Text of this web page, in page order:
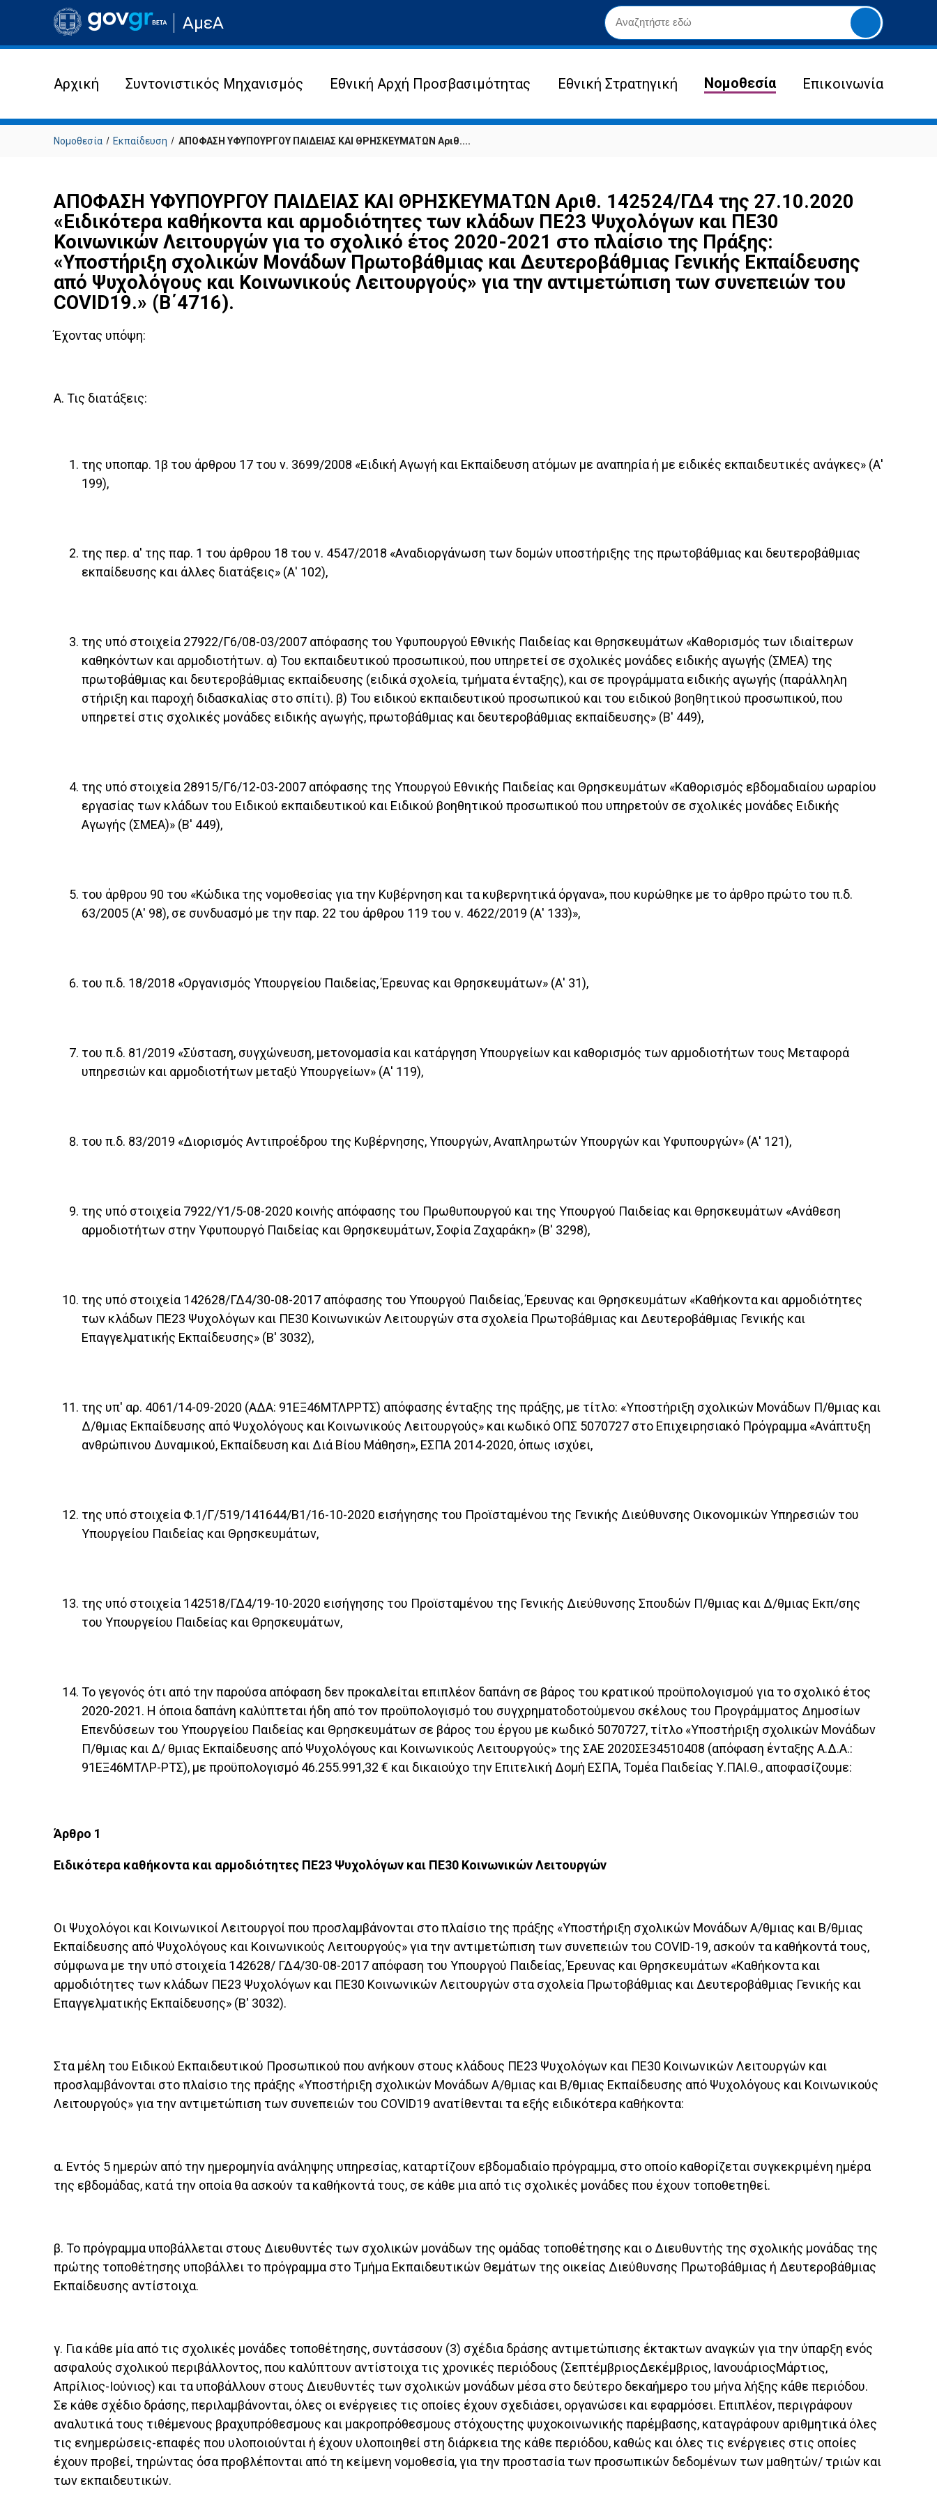
Μετάβαση
στην
σελίδα
ιστότοπου
ΑμεΑ
Yποβολή
αναζήτησης
Αρχική Συντονιστικός Μηχανισμός Εθνική Αρχή Προσβασιμότητας Εθνική Στρατηγική Νομοθεσία Επικοινωνία
Νομοθεσία Εκπαίδευση ΑΠΟΦΑΣΗ ΥΦΥΠΟΥΡΓΟΥ ΠΑΙΔΕΙΑΣ ΚΑΙ ΘΡΗΣΚΕΥΜΑΤΩΝ Αριθ....
ΑΠΟΦΑΣΗ ΥΦΥΠΟΥΡΓΟΥ ΠΑΙΔΕΙΑΣ ΚΑΙ ΘΡΗΣΚΕΥΜΑΤΩΝ Αριθ. 142524/ΓΔ4 της 27.10.2020
«Ειδικότερα καθήκοντα και αρμοδιότητες των κλάδων ΠΕ23 Ψυχολόγων και ΠΕ30
Κοινωνικών Λειτουργών για το σχολικό έτος 2020-2021 στο πλαίσιο της Πράξης:
«Υποστήριξη σχολικών Μονάδων Πρωτοβάθμιας και Δευτεροβάθμιας Γενικής Εκπαίδευσης
από Ψυχολόγους και Κοινωνικούς Λειτουργούς» για την αντιμετώπιση των συνεπειών του
COVID19.» (Β΄4716).
Έχοντας υπόψη:
Α. Τις διατάξεις:
της υποπαρ. 1β του άρθρου 17 του ν. 3699/2008 «Ειδική Αγωγή και Εκπαίδευση ατόμων με αναπηρία ή με ειδικές εκπαιδευτικές ανάγκες» (Α'
199),
της περ. α' της παρ. 1 του άρθρου 18 του ν. 4547/2018 «Αναδιοργάνωση των δομών υποστήριξης της πρωτοβάθμιας και δευτεροβάθμιας
εκπαίδευσης και άλλες διατάξεις» (Α' 102),
της υπό στοιχεία 27922/Γ6/08-03/2007 απόφασης του Υφυπουργού Εθνικής Παιδείας και Θρησκευμάτων «Καθορισμός των ιδιαίτερων
καθηκόντων και αρμοδιοτήτων. α) Του εκπαιδευτικού προσωπικού, που υπηρετεί σε σχολικές μονάδες ειδικής αγωγής (ΣΜΕΑ) της
πρωτοβάθμιας και δευτεροβάθμιας εκπαίδευσης (ειδικά σχολεία, τμήματα ένταξης), και σε προγράμματα ειδικής αγωγής (παράλληλη
στήριξη και παροχή διδασκαλίας στο σπίτι). β) Του ειδικού εκπαιδευτικού προσωπικού και του ειδικού βοηθητικού προσωπικού, που
υπηρετεί στις σχολικές μονάδες ειδικής αγωγής, πρωτοβάθμιας και δευτεροβάθμιας εκπαίδευσης» (Β' 449),
της υπό στοιχεία 28915/Γ6/12-03-2007 απόφασης της Υπουργού Εθνικής Παιδείας και Θρησκευμάτων «Καθορισμός εβδομαδιαίου ωραρίου
εργασίας των κλάδων του Ειδικού εκπαιδευτικού και Ειδικού βοηθητικού προσωπικού που υπηρετούν σε σχολικές μονάδες Ειδικής
Αγωγής (ΣΜΕΑ)» (Β' 449),
του άρθρου 90 του «Κώδικα της νομοθεσίας για την Κυβέρνηση και τα κυβερνητικά όργανα», που κυρώθηκε με το άρθρο πρώτο του π.δ.
63/2005 (Α' 98), σε συνδυασμό με την παρ. 22 του άρθρου 119 του ν. 4622/2019 (Α' 133)»,
του π.δ. 18/2018 «Οργανισμός Υπουργείου Παιδείας, Έρευνας και Θρησκευμάτων» (Α' 31),
του π.δ. 81/2019 «Σύσταση, συγχώνευση, μετονομασία και κατάργηση Υπουργείων και καθορισμός των αρμοδιοτήτων τους Μεταφορά
υπηρεσιών και αρμοδιοτήτων μεταξύ Υπουργείων» (Α' 119),
του π.δ. 83/2019 «Διορισμός Αντιπροέδρου της Κυβέρνησης, Υπουργών, Αναπληρωτών Υπουργών και Υφυπουργών» (Α' 121),
της υπό στοιχεία 7922/Υ1/5-08-2020 κοινής απόφασης του Πρωθυπουργού και της Υπουργού Παιδείας και Θρησκευμάτων «Ανάθεση
αρμοδιοτήτων στην Υφυπουργό Παιδείας και Θρησκευμάτων, Σοφία Ζαχαράκη» (Β' 3298),
της υπό στοιχεία 142628/ΓΔ4/30-08-2017 απόφασης του Υπουργού Παιδείας, Έρευνας και Θρησκευμάτων «Καθήκοντα και αρμοδιότητες
των κλάδων ΠΕ23 Ψυχολόγων και ΠΕ30 Κοινωνικών Λειτουργών στα σχολεία Πρωτοβάθμιας και Δευτεροβάθμιας Γενικής και
Επαγγελματικής Εκπαίδευσης» (Β' 3032),
της υπ' αρ. 4061/14-09-2020 (ΑΔΑ: 91ΕΞ46ΜΤΛΡΡΤΣ) απόφασης ένταξης της πράξης, με τίτλο: «Υποστήριξη σχολικών Μονάδων Π/θμιας και
Δ/θμιας Εκπαίδευσης από Ψυχολόγους και Κοινωνικούς Λειτουργούς» και κωδικό ΟΠΣ 5070727 στο Επιχειρησιακό Πρόγραμμα «Ανάπτυξη
ανθρώπινου Δυναμικού, Εκπαίδευση και Διά Βίου Μάθηση», ΕΣΠΑ 2014-2020, όπως ισχύει,
της υπό στοιχεία Φ.1/Γ/519/141644/Β1/16-10-2020 εισήγησης του Προϊσταμένου της Γενικής Διεύθυνσης Οικονομικών Υπηρεσιών του
Υπουργείου Παιδείας και Θρησκευμάτων,
της υπό στοιχεία 142518/ΓΔ4/19-10-2020 εισήγησης του Προϊσταμένου της Γενικής Διεύθυνσης Σπουδών Π/θμιας και Δ/θμιας Εκπ/σης
του Υπουργείου Παιδείας και Θρησκευμάτων,
Το γεγονός ότι από την παρούσα απόφαση δεν προκαλείται επιπλέον δαπάνη σε βάρος του κρατικού προϋπολογισμού για το σχολικό έτος
2020-2021. Η όποια δαπάνη καλύπτεται ήδη από τον προϋπολογισμό του συγχρηματοδοτούμενου σκέλους του Προγράμματος Δημοσίων
Επενδύσεων του Υπουργείου Παιδείας και Θρησκευμάτων σε βάρος του έργου με κωδικό 5070727, τίτλο «Υποστήριξη σχολικών Μονάδων
Π/θμιας και Δ/ θμιας Εκπαίδευσης από Ψυχολόγους και Κοινωνικούς Λειτουργούς» της ΣΑΕ 2020ΣΕ34510408 (απόφαση ένταξης Α.Δ.Α.:
91ΕΞ46ΜΤΛΡ-ΡΤΣ), με προϋπολογισμό 46.255.991,32 € και δικαιούχο την Επιτελική Δομή ΕΣΠΑ, Τομέα Παιδείας Υ.ΠΑΙ.Θ., αποφασίζουμε:
Άρθρο 1
Ειδικότερα καθήκοντα και αρμοδιότητες ΠΕ23 Ψυχολόγων και ΠΕ30 Κοινωνικών Λειτουργών
Οι Ψυχολόγοι και Κοινωνικοί Λειτουργοί που προσλαμβάνονται στο πλαίσιο της πράξης «Υποστήριξη σχολικών Μονάδων Α/θμιας και Β/θμιας
Εκπαίδευσης από Ψυχολόγους και Κοινωνικούς Λειτουργούς» για την αντιμετώπιση των συνεπειών του COVID-19, ασκούν τα καθήκοντά τους,
σύμφωνα με την υπό στοιχεία 142628/ ΓΔ4/30-08-2017 απόφαση του Υπουργού Παιδείας, Έρευνας και Θρησκευμάτων «Καθήκοντα και
αρμοδιότητες των κλάδων ΠΕ23 Ψυχολόγων και ΠΕ30 Κοινωνικών Λειτουργών στα σχολεία Πρωτοβάθμιας και Δευτεροβάθμιας Γενικής και
Επαγγελματικής Εκπαίδευσης» (Β' 3032).
Στα μέλη του Ειδικού Εκπαιδευτικού Προσωπικού που ανήκουν στους κλάδους ΠΕ23 Ψυχολόγων και ΠΕ30 Κοινωνικών Λειτουργών και
προσλαμβάνονται στο πλαίσιο της πράξης «Υποστήριξη σχολικών Μονάδων Α/θμιας και Β/θμιας Εκπαίδευσης από Ψυχολόγους και Κοινωνικούς
Λειτουργούς» για την αντιμετώπιση των συνεπειών του COVID19 ανατίθενται τα εξής ειδικότερα καθήκοντα:
α. Εντός 5 ημερών από την ημερομηνία ανάληψης υπηρεσίας, καταρτίζουν εβδομαδιαίο πρόγραμμα, στο οποίο καθορίζεται συγκεκριμένη ημέρα
της εβδομάδας, κατά την οποία θα ασκούν τα καθήκοντά τους, σε κάθε μια από τις σχολικές μονάδες που έχουν τοποθετηθεί.
β. Το πρόγραμμα υποβάλλεται στους Διευθυντές των σχολικών μονάδων της ομάδας τοποθέτησης και ο Διευθυντής της σχολικής μονάδας της
πρώτης τοποθέτησης υποβάλλει το πρόγραμμα στο Τμήμα Εκπαιδευτικών Θεμάτων της οικείας Διεύθυνσης Πρωτοβάθμιας ή Δευτεροβάθμιας
Εκπαίδευσης αντίστοιχα.
γ. Για κάθε μία από τις σχολικές μονάδες τοποθέτησης, συντάσσουν (3) σχέδια δράσης αντιμετώπισης έκτακτων αναγκών για την ύπαρξη ενός
ασφαλούς σχολικού περιβάλλοντος, που καλύπτουν αντίστοιχα τις χρονικές περιόδους (ΣεπτέμβριοςΔεκέμβριος, ΙανουάριοςΜάρτιος,
Απρίλιος-Ιούνιος) και τα υποβάλλουν στους Διευθυντές των σχολικών μονάδων μέσα στο δεύτερο δεκαήμερο του μήνα λήξης κάθε περιόδου.
Σε κάθε σχέδιο δράσης, περιλαμβάνονται, όλες οι ενέργειες τις οποίες έχουν σχεδιάσει, οργανώσει και εφαρμόσει. Επιπλέον, περιγράφουν
αναλυτικά τους τιθέμενους βραχυπρόθεσμους και μακροπρόθεσμους στόχουςτης ψυχοκοινωνικής παρέμβασης, καταγράφουν αριθμητικά όλες
τις ενημερώσεις-επαφές που υλοποιούνται ή έχουν υλοποιηθεί στη διάρκεια της κάθε περιόδου, καθώς και όλες τις ενέργειες στις οποίες
έχουν προβεί, τηρώντας όσα προβλέπονται από τη κείμενη νομοθεσία, για την προστασία των προσωπικών δεδομένων των μαθητών/ τριών και
των εκπαιδευτικών.